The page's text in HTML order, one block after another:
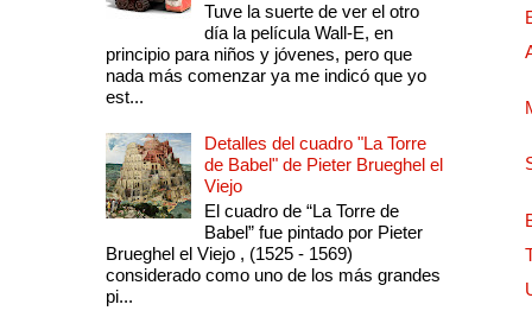
Tuve la suerte de ver el otro
día la película Wall-E, en
principio para niños y jóvenes, pero que
nada más comenzar ya me indicó que yo
est...
Detalles del cuadro "La Torre
de Babel" de Pieter Brueghel el
Viejo
El cuadro de “La Torre de
Babel” fue pintado por Pieter
Brueghel el Viejo , (1525 - 1569)
considerado como uno de los más grandes
pi...